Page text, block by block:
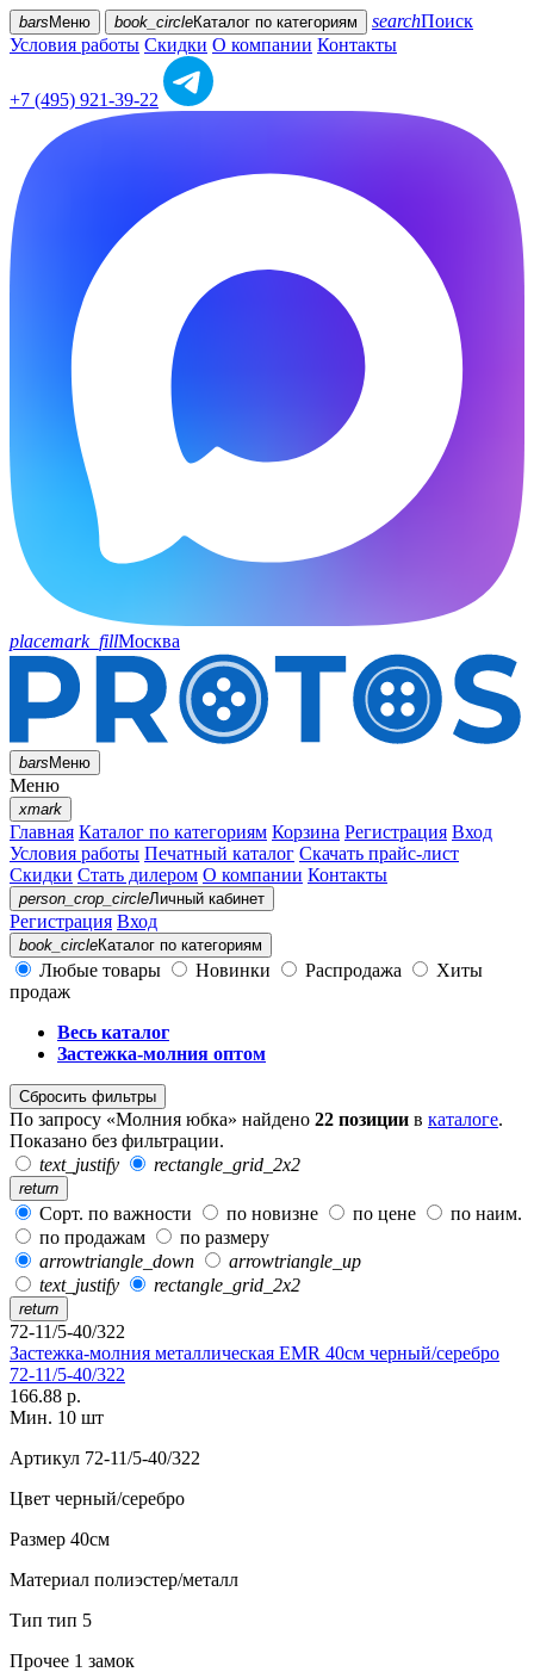
bars Меню book_circleКаталог по категориям searchПоиск
Условия работы Скидки О компании Контакты
+7 (495) 921-39-22
placemark_fillМосква
barsМеню
Меню
xmark
Главная Каталог по категориям Корзина Регистрация Вход
Условия работы Печатный каталог Скачать прайс-лист
Скидки Стать дилером О компании Контакты
person_crop_circleЛичный кабинет
Регистрация Вход
book_circleКаталог по категориям
Любые товары Новинки Распродажа
Хиты
продаж
Весь каталог
Застежка-молния оптом
Сбросить фильтры
По запросу «Молния юбка» найдено 22 позиции в каталоге.
Показано без фильтрации.
text_justify
rectangle_grid_2x2
return
Сорт. по важности по новизне по цене
по наим.
по продажам
по размеру
arrowtriangle_down
arrowtriangle_up
text_justify
rectangle_grid_2x2
return
72-11/5-40/322
Застежка-молния металлическая EMR 40см черный/серебро
72-11/5-40/322
166.88 р.
Мин. 10 шт
Артикул 72-11/5-40/322
Цвет черный/серебро
Размер 40см
Материал полиэстер/металл
Тип тип 5
Прочее 1 замок